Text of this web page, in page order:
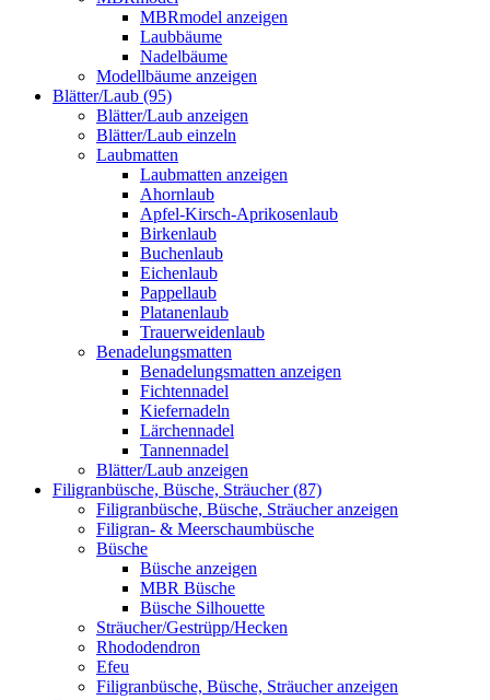
MBRmodel anzeigen
Laubbäume
Nadelbäume
Modellbäume anzeigen
Blätter/Laub (95)
Blätter/Laub anzeigen
Blätter/Laub einzeln
Laubmatten
Laubmatten anzeigen
Ahornlaub
Apfel-Kirsch-Aprikosenlaub
Birkenlaub
Buchenlaub
Eichenlaub
Pappellaub
Platanenlaub
Trauerweidenlaub
Benadelungsmatten
Benadelungsmatten anzeigen
Fichtennadel
Kiefernadeln
Lärchennadel
Tannennadel
Blätter/Laub anzeigen
Filigranbüsche, Büsche, Sträucher (87)
Filigranbüsche, Büsche, Sträucher anzeigen
Filigran- & Meerschaumbüsche
Büsche
Büsche anzeigen
MBR Büsche
Büsche Silhouette
Sträucher/Gestrüpp/Hecken
Rhododendron
Efeu
Filigranbüsche, Büsche, Sträucher anzeigen